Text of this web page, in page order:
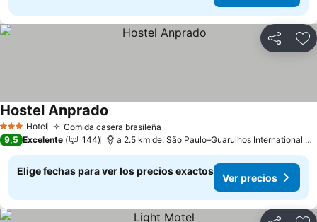
Compartir
3 Estrellas
Hotel Comida casera brasileña
Hostel Anprado
9,5 Excelente 144 a 2.5 km de: São Paulo–Guarulhos International Airport
Elige fechas para ver los precios exactos
Ver precios